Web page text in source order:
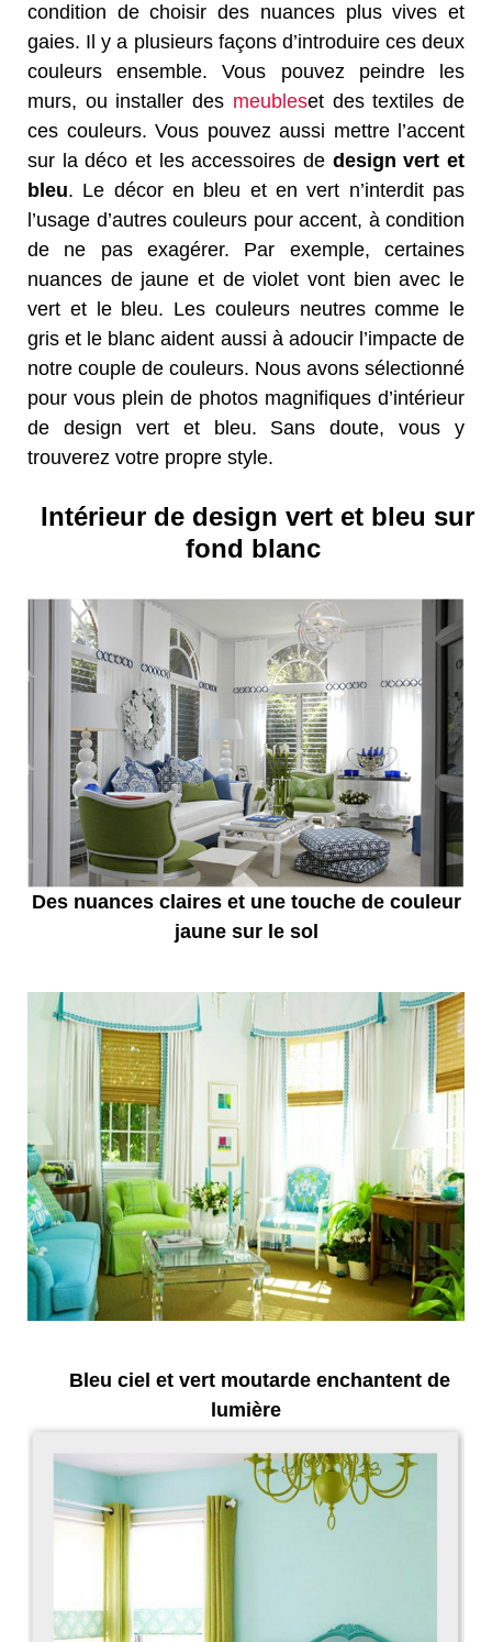
condition de choisir des nuances plus vives et
gaies. Il y a plusieurs façons d’introduire ces deux
couleurs ensemble. Vous pouvez peindre les
murs, ou installer des meubleset des textiles de
ces couleurs. Vous pouvez aussi mettre l’accent
sur la déco et les accessoires de design vert et
bleu. Le décor en bleu et en vert n’interdit pas
l’usage d’autres couleurs pour accent, à condition
de ne pas exagérer. Par exemple, certaines
nuances de jaune et de violet vont bien avec le
vert et le bleu. Les couleurs neutres comme le
gris et le blanc aident aussi à adoucir l’impacte de
notre couple de couleurs. Nous avons sélectionné
pour vous plein de photos magnifiques d’intérieur
de design vert et bleu. Sans doute, vous y
trouverez votre propre style.
Intérieur de design vert et bleu sur
fond blanc
Des nuances claires et une touche de couleur
jaune sur le sol
Bleu ciel et vert moutarde enchantent de
lumière